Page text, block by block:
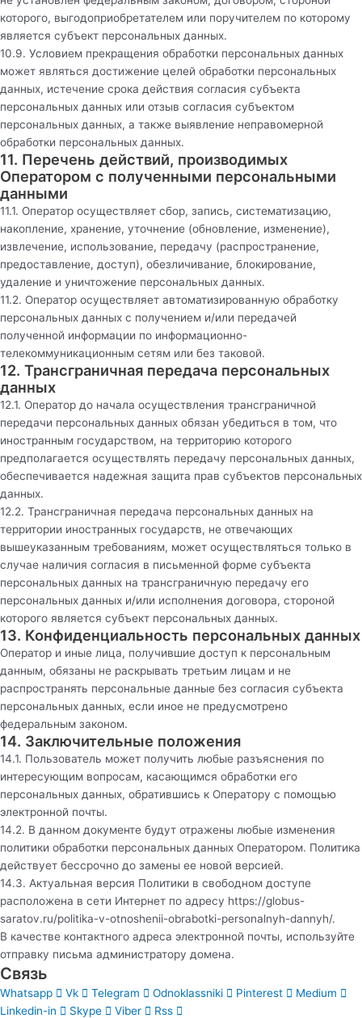
которого, выгодоприобретателем или поручителем по которому
является субъект персональных данных.
10.9. Условием прекращения обработки персональных данных
может являться достижение целей обработки персональных
данных, истечение срока действия согласия субъекта
персональных данных или отзыв согласия субъектом
персональных данных, а также выявление неправомерной
обработки персональных данных.
11. Перечень действий, производимых
Оператором с полученными персональными
данными
11.1. Оператор осуществляет сбор, запись, систематизацию,
накопление, хранение, уточнение (обновление, изменение),
извлечение, использование, передачу (распространение,
предоставление, доступ), обезличивание, блокирование,
удаление и уничтожение персональных данных.
11.2. Оператор осуществляет автоматизированную обработку
персональных данных с получением и/или передачей
полученной информации по информационно-
телекоммуникационным сетям или без таковой.
12. Трансграничная передача персональных
данных
12.1. Оператор до начала осуществления трансграничной
передачи персональных данных обязан убедиться в том, что
иностранным государством, на территорию которого
предполагается осуществлять передачу персональных данных,
обеспечивается надежная защита прав субъектов персональных
данных.
12.2. Трансграничная передача персональных данных на
территории иностранных государств, не отвечающих
вышеуказанным требованиям, может осуществляться только в
случае наличия согласия в письменной форме субъекта
персональных данных на трансграничную передачу его
персональных данных и/или исполнения договора, стороной
которого является субъект персональных данных.
13. Конфиденциальность персональных данных
Оператор и иные лица, получившие доступ к персональным
данным, обязаны не раскрывать третьим лицам и не
распространять персональные данные без согласия субъекта
персональных данных, если иное не предусмотрено
федеральным законом.
14. Заключительные положения
14.1. Пользователь может получить любые разъяснения по
интересующим вопросам, касающимся обработки его
персональных данных, обратившись к Оператору с помощью
электронной почты.
14.2. В данном документе будут отражены любые изменения
политики обработки персональных данных Оператором. Политика
действует бессрочно до замены ее новой версией.
14.3. Актуальная версия Политики в свободном доступе
расположена в сети Интернет по адресу https://globus-
saratov.ru/politika-v-otnoshenii-obrabotki-personalnyh-dannyh/.
В качестве контактного адреса электронной почты, используйте
отправку письма администратору домена.
Связь
Whatsapp Vk Telegram Odnoklassniki Pinterest
Medium
Linkedin-in
Skype Viber Rss